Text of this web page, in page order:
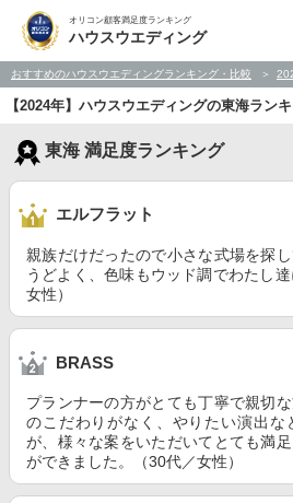
オリコン顧客満足度ランキング
ハウスウエディング
おすすめのハウスウエディングランキング・比較
【2024年】ハウスウエディングの東海ラン
東海 満足度ランキング
エルフラット
親族だけだったので小さな式場を探
うどよく、色味もウッド調でわたし
女性）
BRASS
プランナーの方がとても丁寧で親切
のこだわりがなく、やりたい演出な
が、様々な案をいただいてとても満
ができました。（30代／女性）